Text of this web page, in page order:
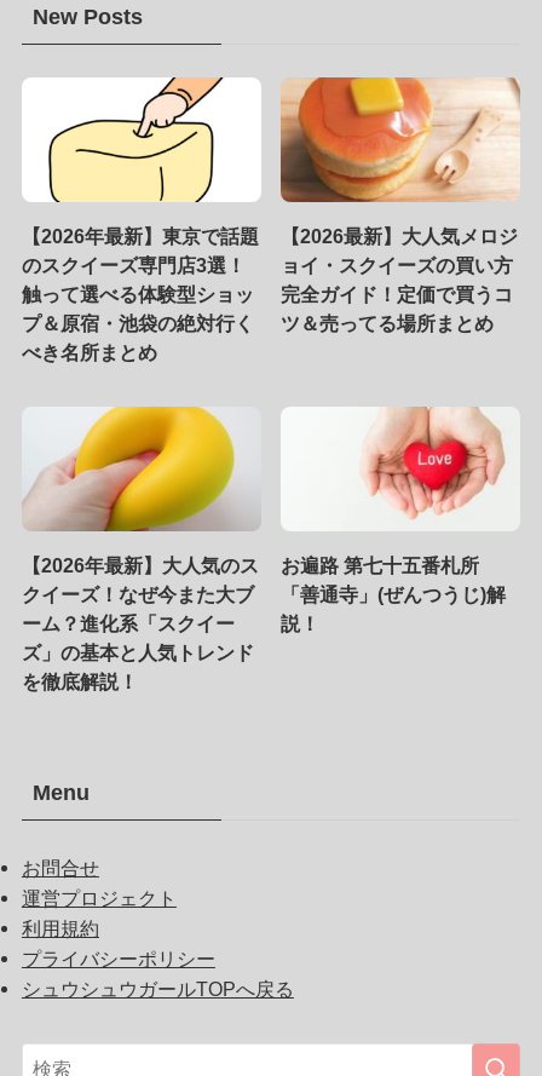
New Posts
【2026年最新】東京で話題
のスクイーズ専門店3選！
触って選べる体験型ショッ
プ＆原宿・池袋の絶対行く
べき名所まとめ
【2026最新】大人気メロジ
ョイ・スクイーズの買い方
完全ガイド！定価で買うコ
ツ＆売ってる場所まとめ
【2026年最新】大人気のス
クイーズ！なぜ今また大ブ
ーム？進化系「スクイー
ズ」の基本と人気トレンド
を徹底解説！
お遍路 第七十五番札所
「善通寺」(ぜんつうじ)解
説！
Menu
お問合せ
運営プロジェクト
利用規約
プライバシーポリシー
シュウシュウガールTOPへ戻る